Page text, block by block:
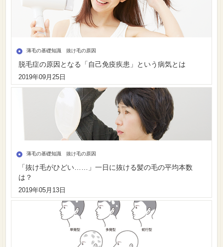
薄毛の基礎知識 抜け毛の原因
脱毛症の原因となる「自己免疫疾患」という病気とは
2019年09月25日
薄毛の基礎知識 抜け毛の原因
「抜け毛がひどい……」一日に抜ける髪の毛の平均本数
は？
2019年05月13日